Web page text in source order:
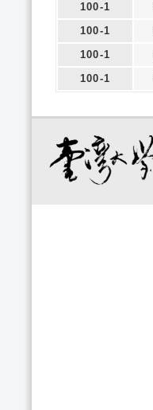
100-1
100-1
100-1
100-1